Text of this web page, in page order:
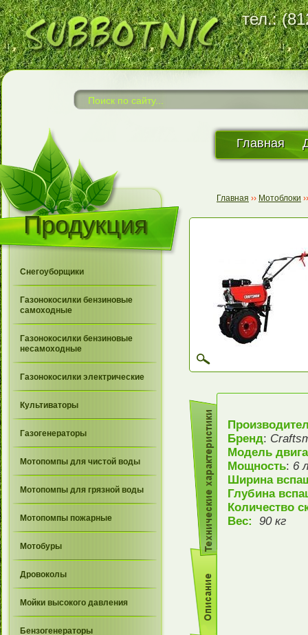
тел.:
Главная
Продукция
Снегоуборщики
Газонокосилки бензиновые
самоходные
Газонокосилки бензиновые
несамоходные
Газонокосилки электрические
Культиваторы
Газогенераторы
Мотопомпы для чистой воды
Мотопомпы для грязной воды
Мотопомпы пожарные
Мотобуры
Дровоколы
Мойки высокого давления
Бензогенераторы
Главная ›› Мотоблоки
Бренд:
Модель
Мощность: 6
Ширина
Глубина
Количество
Вес: 90 кг